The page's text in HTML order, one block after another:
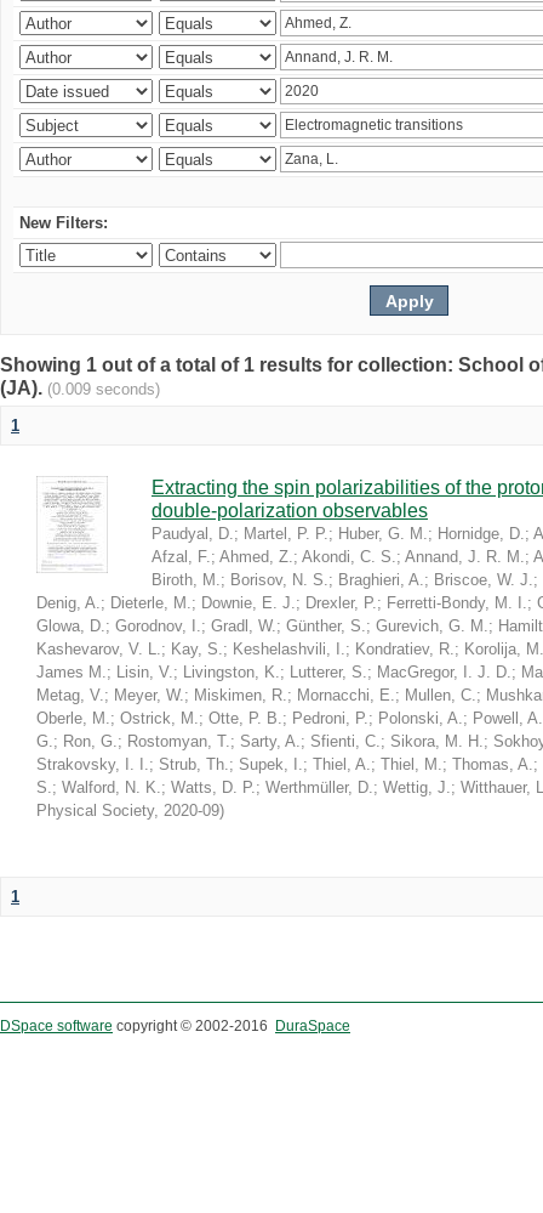
New Filters:
Showing 1 out of a total of 1 results for collection: School
(JA). (0.009 seconds)
1
Extracting the spin polarizabilities of the
double-polarization observables
Paudyal, D.; Martel, P. P.; Huber, G. M.; Hornidge, D.;
Afzal, F.; Ahmed, Z.; Akondi, C. S.; Annand, J. R. M.;
Biroth, M.; Borisov, N. S.; Braghieri, A.; Briscoe, W. J.;
Denig, A.; Dieterle, M.; Downie, E. J.; Drexler, P.; Ferretti-Bondy, M. I.;
Glowa, D.; Gorodnov, I.; Gradl, W.; Günther, S.; Gurevich, G. M.;
Kashevarov, V. L.; Kay, S.; Keshelashvili, I.; Kondratiev, R.; Korolija, M.
James M.; Lisin, V.; Livingston, K.; Lutterer, S.; MacGregor, I. J. D.;
Metag, V.; Meyer, W.; Miskimen, R.; Mornacchi, E.; Mullen, C.;
Oberle, M.; Ostrick, M.; Otte, P. B.; Pedroni, P.; Polonski, A.; Powell, A.
G.; Ron, G.; Rostomyan, T.; Sarty, A.; Sfienti, C.; Sikora, M. H.;
Strakovsky, I. I.; Strub, Th.; Supek, I.; Thiel, A.; Thiel, M.; Thomas, A.;
S.; Walford, N. K.; Watts, D. P.; Werthmüller, D.; Wettig, J.; Witthauer,
Physical Society, 2020-09)
1
DSpace software copyright © 2002-2016 DuraSpace